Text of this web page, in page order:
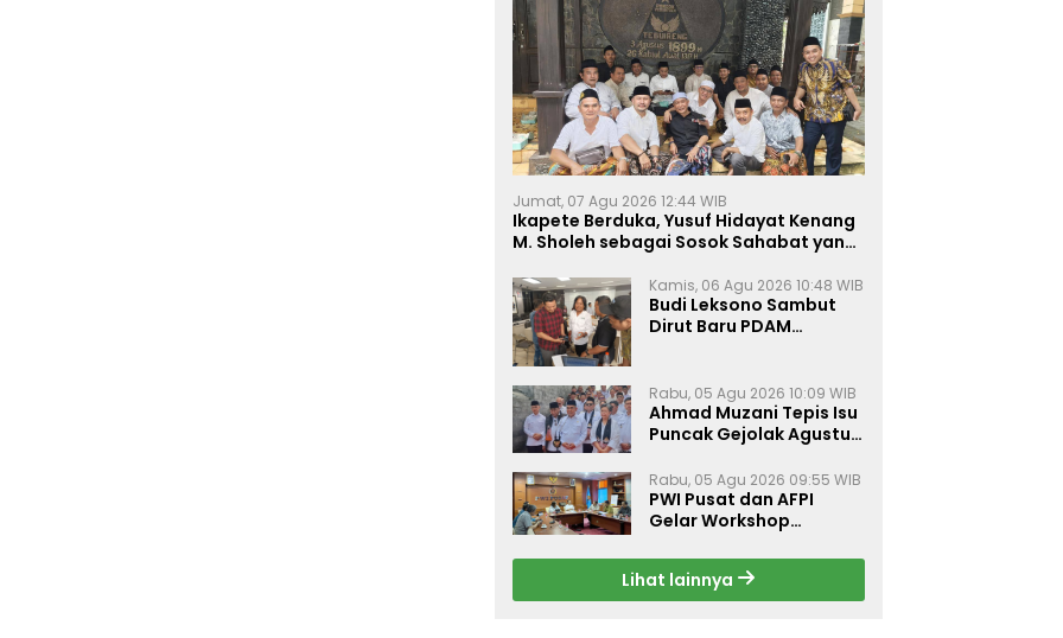
Jumat, 07 Agu 2026 12:44 WIB
Ikapete Berduka, Yusuf Hidayat Kenang
M. Sholeh sebagai Sosok Sahabat yang
Kamis, 06 Agu 2026 10:48 WIB
Budi Leksono Sambut
Dirut Baru PDAM
Makin Prima
Rabu, 05 Agu 2026 10:09 WIB
Ahmad Muzani Tepis Isu
Puncak Gejolak Agustus
Perkuat Persatuan
Rabu, 05 Agu 2026 09:55 WIB
PWI Pusat dan AFPI
Gelar Workshop
Inklusi Keuangan, dan
Perlindungan Publik
Lihat lainnya